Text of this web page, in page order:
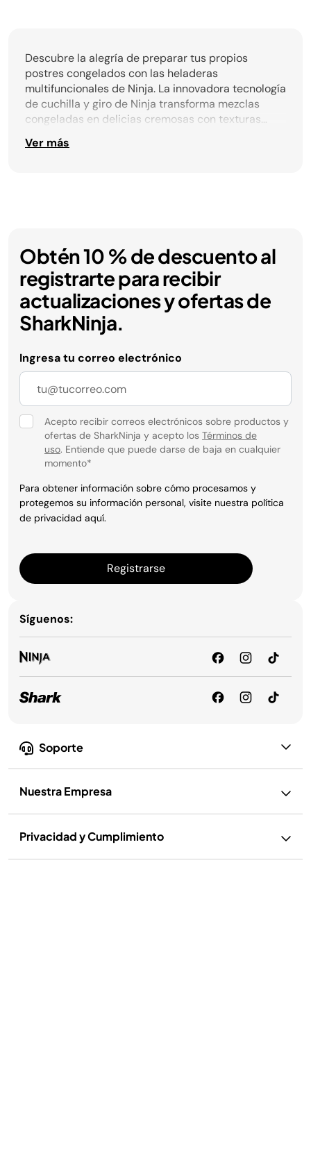
Descubre la alegría de preparar tus propios
postres congelados con las heladeras
multifuncionales de Ninja. La innovadora tecnología
de cuchilla y giro de Ninja transforma mezclas
congeladas en delicias cremosas con texturas
personalizables. Los programas preestablecidos y
las versátiles opciones para añadir ingredientes
Ver más
Soporte
Nuestra Empresa
Privacidad y Cumplimiento
Obtén 10 % de descuento al
registrarte para recibir
actualizaciones y ofertas de
SharkNinja.
Ingresa tu correo electrónico
Acepto recibir correos electrónicos sobre productos y
ofertas de SharkNinja y acepto los Términos de
uso. Entiende que puede darse de baja en cualquier
momento*
Para obtener información sobre cómo procesamos y
protegemos su información personal, visite nuestra política
de privacidad aquí.
Registrarse
Síguenos: